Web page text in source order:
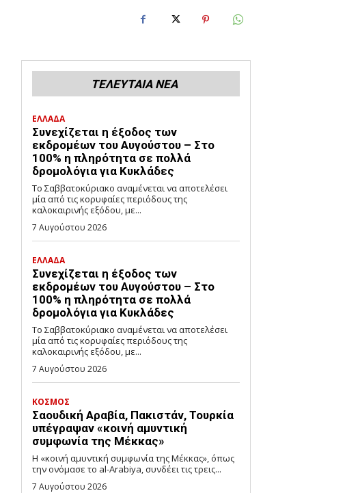
ΤΕΛΕΥΤΑΙΑ ΝΕΑ
ΕΛΛΑΔΑ
Συνεχίζεται η έξοδος των
εκδρομέων του Αυγούστου – Στο
100% η πληρότητα σε πολλά
δρομολόγια για Κυκλάδες
Το Σαββατοκύριακο αναμένεται να αποτελέσει
μία από τις κορυφαίες περιόδους της
καλοκαιρινής εξόδου, με...
7 Αυγούστου 2026
ΕΛΛΑΔΑ
Συνεχίζεται η έξοδος των
εκδρομέων του Αυγούστου – Στο
100% η πληρότητα σε πολλά
δρομολόγια για Κυκλάδες
Το Σαββατοκύριακο αναμένεται να αποτελέσει
μία από τις κορυφαίες περιόδους της
καλοκαιρινής εξόδου, με...
7 Αυγούστου 2026
ΚΟΣΜΟΣ
Σαουδική Αραβία, Πακιστάν, Τουρκία
υπέγραψαν «κοινή αμυντική
συμφωνία της Μέκκας»
Η «κοινή αμυντική συμφωνία της Μέκκας», όπως
την ονόμασε το al-Arabiya, συνδέει τις τρεις...
7 Αυγούστου 2026